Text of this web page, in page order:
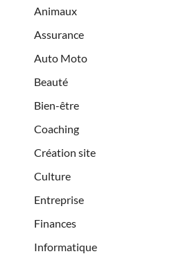
Animaux
Assurance
Auto Moto
Beauté
Bien-être
Coaching
Création site
Culture
Entreprise
Finances
Informatique